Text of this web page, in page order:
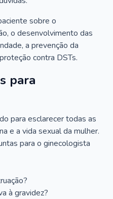
sobre o
o desenvolvimento das
a prevenção da
contra DSTs.
para
para esclarecer todas as
e a vida sexual da mulher.
para o ginecologista
à gravidez?